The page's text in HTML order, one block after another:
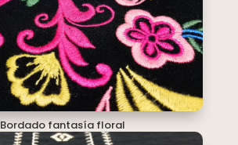
Bordado fantasía floral